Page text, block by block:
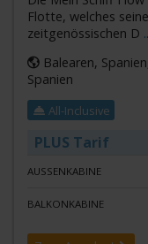
Flotte, welches
zeitgenössischen D
Balearen,
Spanien
All-Inclusive
PLUS Tarif
AUSSENKABINE
BALKONKABINE